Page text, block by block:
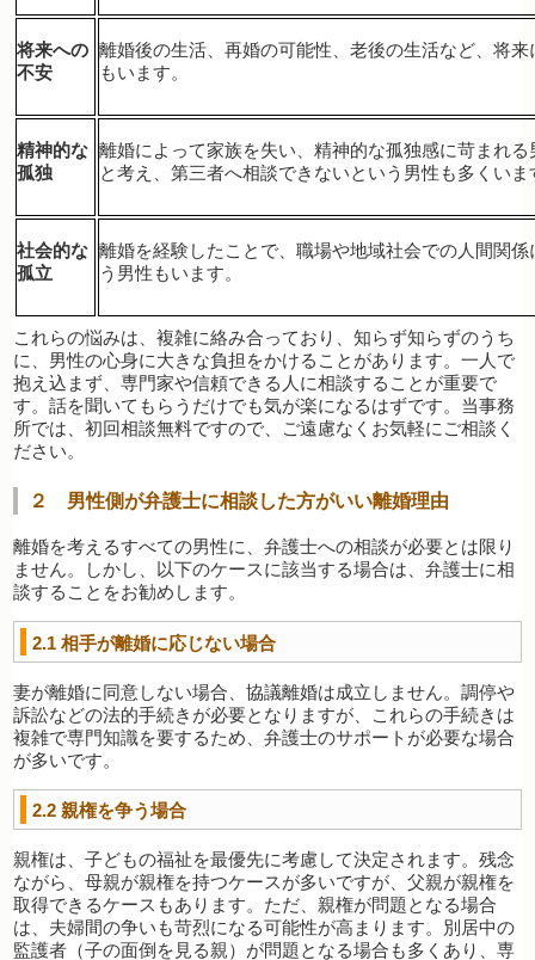
将来への
不安
離婚後の生活、再婚の可能性、老後の生活など、将
もいます。
精神的な
孤独
離婚によって家族を失い、精神的な孤独感に苛まれ
と考え、第三者へ相談できないという男性も多くいま
社会的な
孤立
離婚を経験したことで、職場や地域社会での人間関
う男性もいます。
これらの悩みは、複雑に絡み合っており、知らず知らずのうち
に、男性の心身に大きな負担をかけることがあります。一人で
抱え込まず、専門家や信頼できる人に相談することが重要で
す。話を聞いてもらうだけでも気が楽になるはずです。当事務
所では、初回相談無料ですので、ご遠慮なくお気軽にご相談く
ださい。
２ 男性側が弁護士に相談した方がいい離婚理由
離婚を考えるすべての男性に、弁護士への相談が必要とは限り
ません。しかし、以下のケースに該当する場合は、弁護士に相
談することをお勧めします。
2.1相手が離婚に応じない場合
妻が離婚に同意しない場合、協議離婚は成立しません。調停や
訴訟などの法的手続きが必要となりますが、これらの手続きは
複雑で専門知識を要するため、弁護士のサポートが必要な場合
が多いです。
2.2親権を争う場合
親権は、子どもの福祉を最優先に考慮して決定されます。残念
ながら、母親が親権を持つケースが多いですが、父親が親権を
取得できるケースもあります。ただ、親権が問題となる場合
は、夫婦間の争いも苛烈になる可能性が高まります。別居中の
監護者（子の面倒を見る親）が問題となる場合も多くあり、専